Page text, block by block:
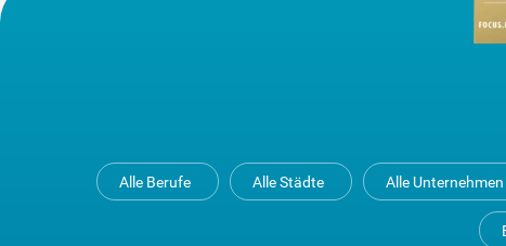
Alle Berufe Alle Städte Alle Unternehmen